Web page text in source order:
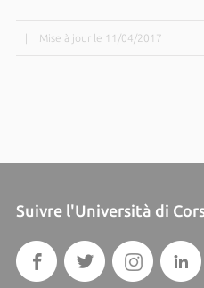
Mise à jour le 11/04/2017
Suivre l'Università di